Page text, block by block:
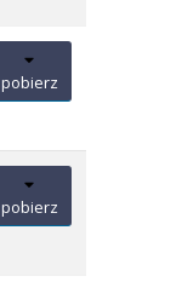
pobierz
pobierz